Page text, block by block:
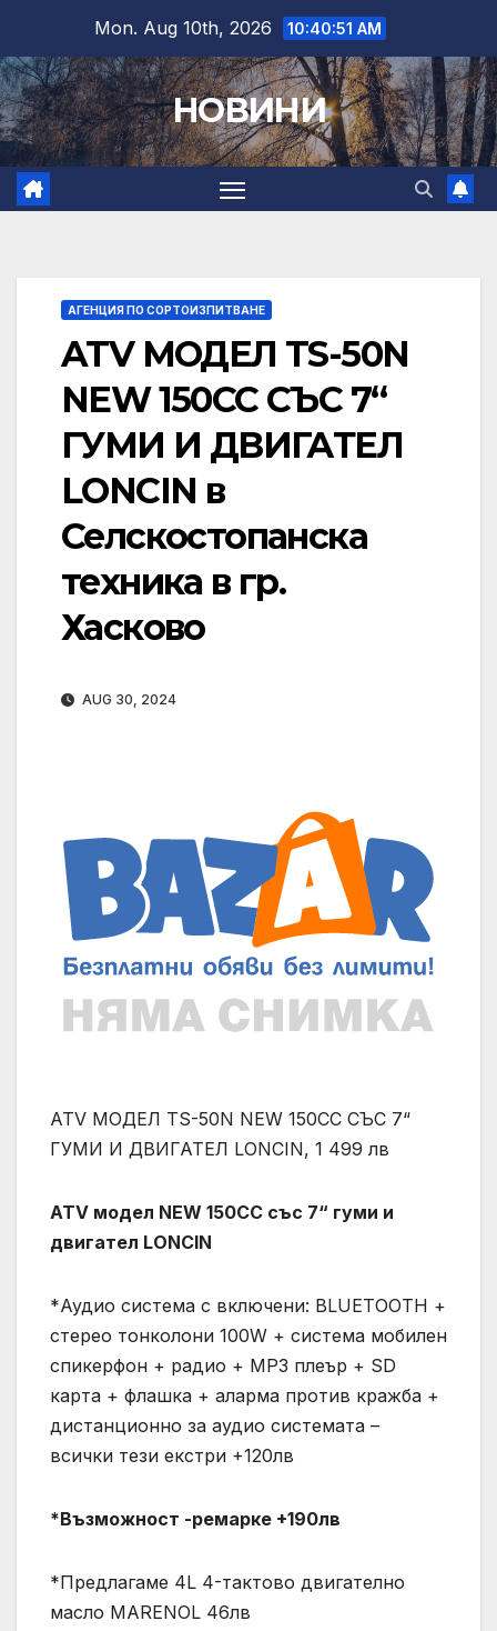
content
Mon. Aug 10th, 2026 10:40:51 AM
НОВИНИ
АГЕНЦИЯ ПО СОРТОИЗПИТВАНЕ
ATV МОДЕЛ TS-50N
NEW 150CC СЪС 7“
ГУМИ И ДВИГАТЕЛ
LONCIN в
Селскостопанска
техника в гр.
Хасково
AUG 30, 2024
ATV МОДЕЛ TS-50N NEW 150CC СЪС 7“
ГУМИ И ДВИГАТЕЛ LONCIN, 1 499 лв
ATV модел NEW 150CC със 7“ гуми и
двигател LONCIN
*Аудио система с включени: BLUETOOTH +
стерео тонколoни 100W + система мобилен
спикерфон + радио + MP3 плеър + SD
карта + флашка + аларма против кражба +
дистанционно за аудио системата –
всички тези екстри +120лв
*Възможност -ремарке +190лв
*Предлагаме 4L 4-тактово двигателно
масло MARENOL 46лв